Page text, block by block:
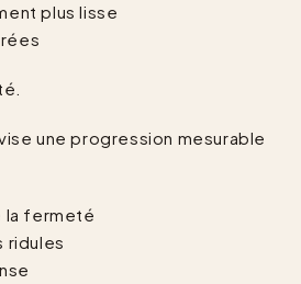
plus lisse
une progression mesurable
la fermeté
ridules